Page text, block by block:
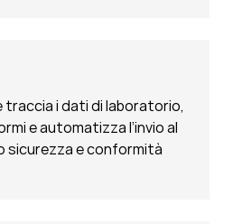
traccia i dati di laboratorio,
e automatizza l’invio al
sicurezza e conformità